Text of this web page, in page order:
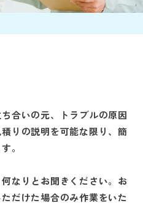
合いの元、トラブルの原因
りの説明を可能な限り、簡
。
なりとお聞きください。お
だけた場合のみ作業をいた